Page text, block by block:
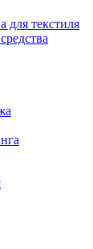
для текстиля